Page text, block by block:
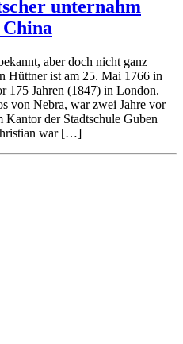
unternahm
aber doch nicht ganz
Hüttner ist am 25. Mai 1766 in
175 Jahren (1847) in London.
von Nebra, war zwei Jahre vor
Kantor der Stadtschule Guben
war […]